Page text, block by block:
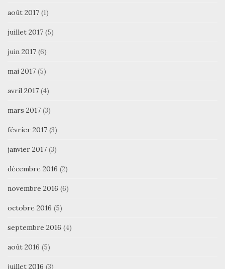
août 2017 (1)
juillet 2017 (5)
juin 2017 (6)
mai 2017 (5)
avril 2017 (4)
mars 2017 (3)
février 2017 (3)
janvier 2017 (3)
décembre 2016 (2)
novembre 2016 (6)
octobre 2016 (5)
septembre 2016 (4)
août 2016 (5)
juillet 2016 (3)